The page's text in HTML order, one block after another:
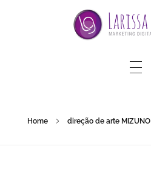
Home direção de arte MIZUNO